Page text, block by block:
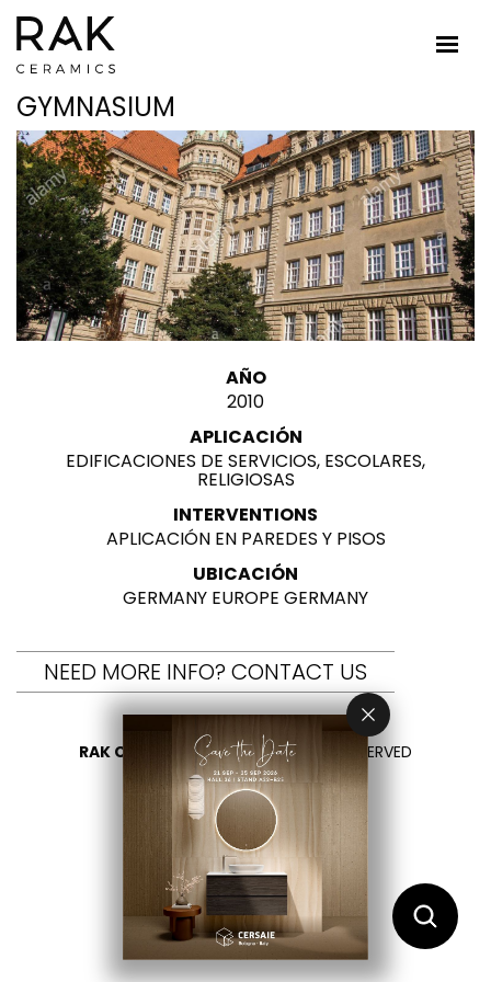
GYMNASIUM
AÑO
2010
APLICACIÓN
EDIFICACIONES DE SERVICIOS, ESCOLARES,
RELIGIOSAS
INTERVENTIONS
APLICACIÓN EN PAREDES Y PISOS
UBICACIÓN
GERMANY EUROPE GERMANY
NEED MORE INFO? CONTACT US
RAK CERAMICS 2026- ALL RIGHTS RESERVED
PRIVACY
CONTÁCTENOS
SELECCIONA TU PAÍS
ES
EN